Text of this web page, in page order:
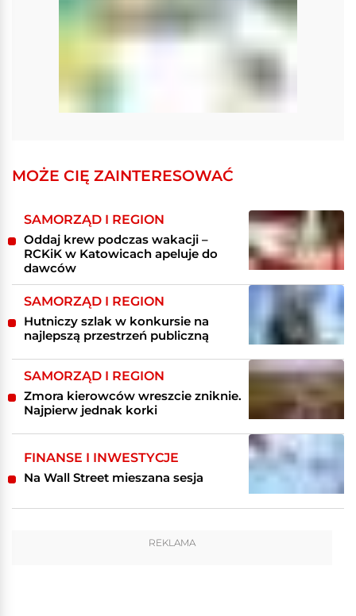
MOŻE CIĘ ZAINTERESOWAĆ
SAMORZĄD I REGION
Oddaj krew podczas wakacji –
RCKiK w Katowicach apeluje do
dawców
SAMORZĄD I REGION
Hutniczy szlak w konkursie na
najlepszą przestrzeń publiczną
SAMORZĄD I REGION
Zmora kierowców wreszcie zniknie.
Najpierw jednak korki
FINANSE I INWESTYCJE
Na Wall Street mieszana sesja
REKLAMA